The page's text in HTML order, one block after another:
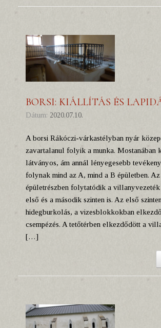
BORSI: KIÁLLÍTÁS ÉS
Dátum: 2020.07.10.
A borsi Rákóczi-várkastélyban nyár
zavartalanul folyik a munka. Mostanában
látványos, ám annál lényegesebb
folynak mind az A, mind a B épületben.
épületrészben folytatódik a villanyvezeték
első és a második szinten is. Az első
hidegburkolás, a vizesblokkokban
csempézés. A tetőtérben elkezdődött a
[…]